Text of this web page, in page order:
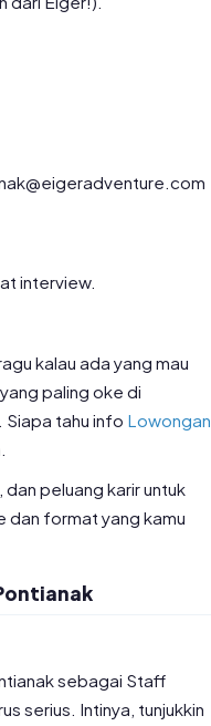
interview.
kalau ada yang mau
paling oke di
Siapa tahu info Lowongan
peluang karir untuk
dan format yang kamu
sebagai Staff
serius. Intinya, tunjukkin